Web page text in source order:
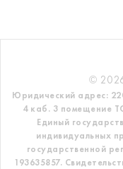
©
Юридический адрес:
4 каб. 3 помещение
Единый
индивидуальных
государственной
193635857.